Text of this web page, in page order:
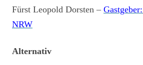
Fürst Leopold Dorsten –
NRW
Alternativ